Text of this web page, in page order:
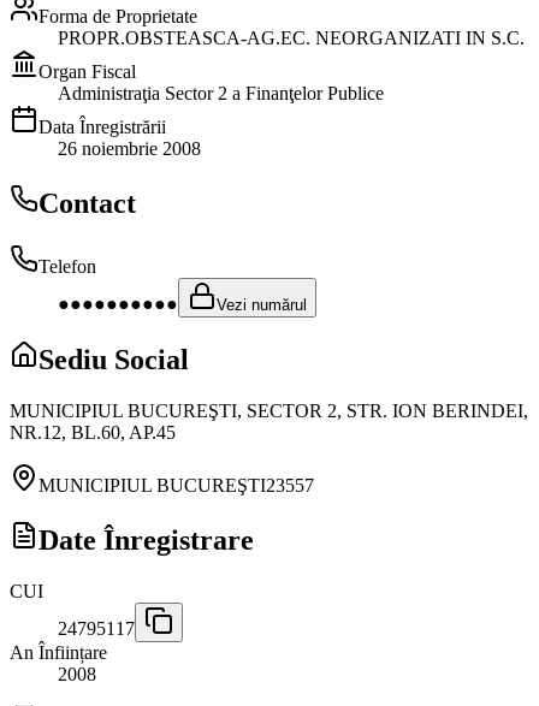
Forma de Proprietate
PROPR.OBSTEASCA-AG.EC. NEORGANIZATI IN S.C.
Organ Fiscal
Administraţia Sector 2 a Finanţelor Publice
Data Înregistrării
26 noiembrie 2008
Contact
Telefon
●●●●●●●●●●
Vezi numărul
Sediu Social
MUNICIPIUL BUCUREŞTI, SECTOR 2, STR. ION BERINDEI,
NR.12, BL.60, AP.45
MUNICIPIUL BUCUREŞTI23557
Date Înregistrare
CUI
24795117
An Înființare
2008